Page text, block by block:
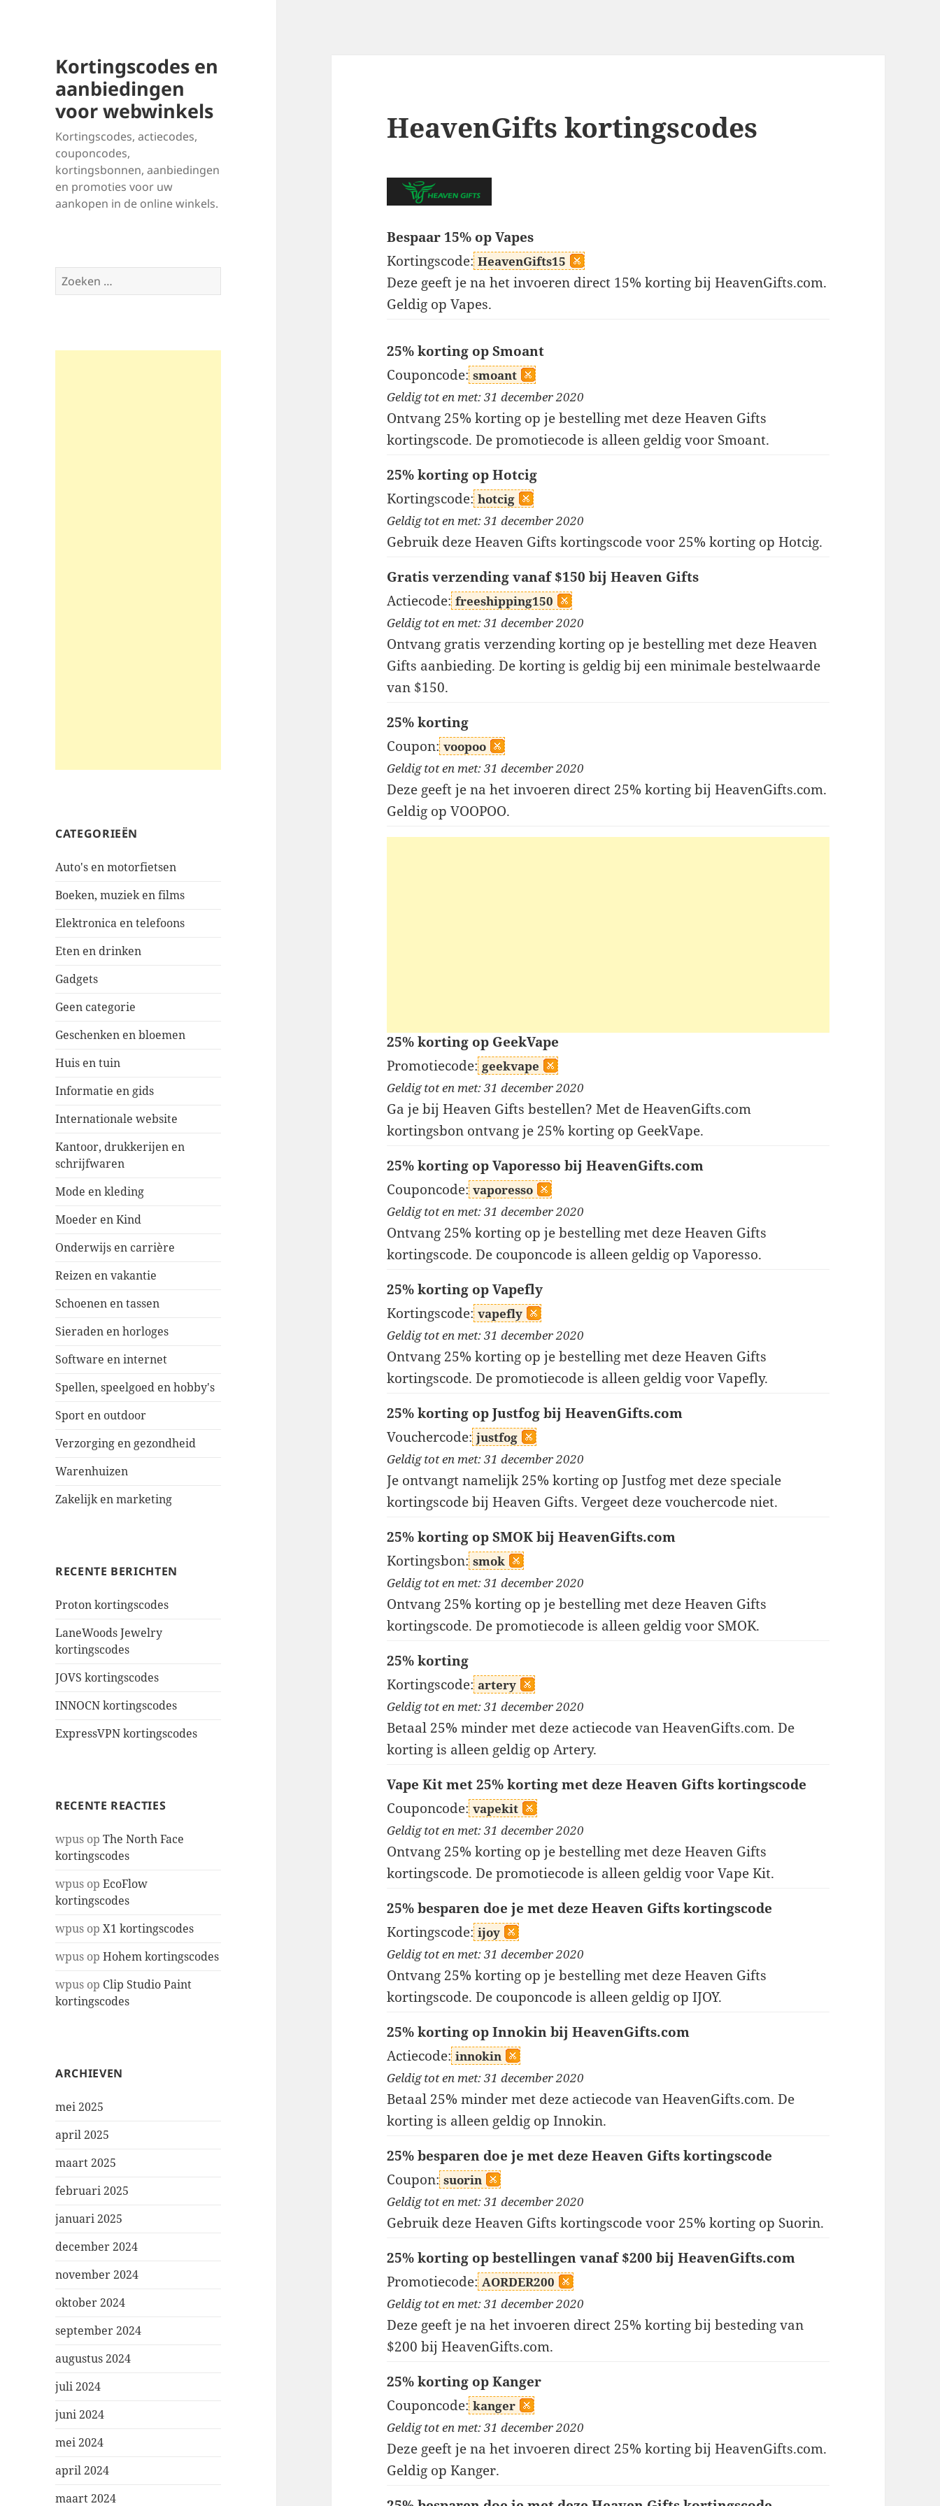
Kortingscodes en
aanbiedingen
voor webwinkels
Kortingscodes, actiecodes,
couponcodes,
kortingsbonnen, aanbiedingen
en promoties voor uw
aankopen in de online winkels.
Zoeken
naar:
CATEGORIEËN
Auto's en motorfietsen
Boeken, muziek en films
Elektronica en telefoons
Eten en drinken
Gadgets
Geen categorie
Geschenken en bloemen
Huis en tuin
Informatie en gids
Internationale website
Kantoor, drukkerijen en
schrijfwaren
Mode en kleding
Moeder en Kind
Onderwijs en carrière
Reizen en vakantie
Schoenen en tassen
Sieraden en horloges
Software en internet
Spellen, speelgoed en hobby's
Sport en outdoor
Verzorging en gezondheid
Warenhuizen
Zakelijk en marketing
RECENTE BERICHTEN
Proton kortingscodes
LaneWoods Jewelry
kortingscodes
JOVS kortingscodes
INNOCN kortingscodes
ExpressVPN kortingscodes
RECENTE REACTIES
wpus opThe North Face
kortingscodes
wpus opEcoFlow
kortingscodes
wpus opX1 kortingscodes
wpus opHohem kortingscodes
wpus op Clip Studio Paint
kortingscodes
ARCHIEVEN
mei 2025
april 2025
maart 2025
februari 2025
januari 2025
december 2024
november 2024
oktober 2024
september 2024
augustus 2024
juli 2024
juni 2024
mei 2024
april 2024
maart 2024
HeavenGifts kortingscodes
Bespaar 15% op Vapes
Kortingscode: HeavenGifts15
Deze geeft je na het invoeren direct 15% korting bij HeavenGifts.com.
Geldig op Vapes.
25% korting op Smoant
Couponcode: smoant
Geldig tot en met: 31 december 2020
Ontvang 25% korting op je bestelling met deze Heaven Gifts
kortingscode. De promotiecode is alleen geldig voor Smoant.
25% korting op Hotcig
Kortingscode: hotcig
Geldig tot en met: 31 december 2020
Gebruik deze Heaven Gifts kortingscode voor 25% korting op Hotcig.
Gratis verzending vanaf $150 bij Heaven Gifts
Actiecode: freeshipping150
Geldig tot en met: 31 december 2020
Ontvang gratis verzending korting op je bestelling met deze Heaven
Gifts aanbieding. De korting is geldig bij een minimale bestelwaarde
van $150.
25% korting
Coupon: voopoo
Geldig tot en met: 31 december 2020
Deze geeft je na het invoeren direct 25% korting bij HeavenGifts.com.
Geldig op VOOPOO.
25% korting op GeekVape
Promotiecode: geekvape
Geldig tot en met: 31 december 2020
Ga je bij Heaven Gifts bestellen? Met de HeavenGifts.com
kortingsbon ontvang je 25% korting op GeekVape.
25% korting op Vaporesso bij HeavenGifts.com
Couponcode: vaporesso
Geldig tot en met: 31 december 2020
Ontvang 25% korting op je bestelling met deze Heaven Gifts
kortingscode. De couponcode is alleen geldig op Vaporesso.
25% korting op Vapefly
Kortingscode: vapefly
Geldig tot en met: 31 december 2020
Ontvang 25% korting op je bestelling met deze Heaven Gifts
kortingscode. De promotiecode is alleen geldig voor Vapefly.
25% korting op Justfog bij HeavenGifts.com
Vouchercode: justfog
Geldig tot en met: 31 december 2020
Je ontvangt namelijk 25% korting op Justfog met deze speciale
kortingscode bij Heaven Gifts. Vergeet deze vouchercode niet.
25% korting op SMOK bij HeavenGifts.com
Kortingsbon: smok
Geldig tot en met: 31 december 2020
Ontvang 25% korting op je bestelling met deze Heaven Gifts
kortingscode. De promotiecode is alleen geldig voor SMOK.
25% korting
Kortingscode: artery
Geldig tot en met: 31 december 2020
Betaal 25% minder met deze actiecode van HeavenGifts.com. De
korting is alleen geldig op Artery.
Vape Kit met 25% korting met deze Heaven Gifts kortingscode
Couponcode: vapekit
Geldig tot en met: 31 december 2020
Ontvang 25% korting op je bestelling met deze Heaven Gifts
kortingscode. De promotiecode is alleen geldig voor Vape Kit.
25% besparen doe je met deze Heaven Gifts kortingscode
Kortingscode: ijoy
Geldig tot en met: 31 december 2020
Ontvang 25% korting op je bestelling met deze Heaven Gifts
kortingscode. De couponcode is alleen geldig op IJOY.
25% korting op Innokin bij HeavenGifts.com
Actiecode: innokin
Geldig tot en met: 31 december 2020
Betaal 25% minder met deze actiecode van HeavenGifts.com. De
korting is alleen geldig op Innokin.
25% besparen doe je met deze Heaven Gifts kortingscode
Coupon: suorin
Geldig tot en met: 31 december 2020
Gebruik deze Heaven Gifts kortingscode voor 25% korting op Suorin.
25% korting op bestellingen vanaf $200 bij HeavenGifts.com
Promotiecode: AORDER200
Geldig tot en met: 31 december 2020
Deze geeft je na het invoeren direct 25% korting bij besteding van
$200 bij HeavenGifts.com.
25% korting op Kanger
Couponcode: kanger
Geldig tot en met: 31 december 2020
Deze geeft je na het invoeren direct 25% korting bij HeavenGifts.com.
Geldig op Kanger.